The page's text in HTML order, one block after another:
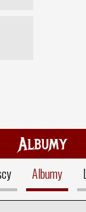
Albumy
Albumy